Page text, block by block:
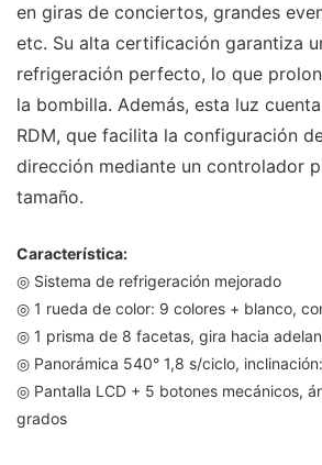
en giras de conciertos, grandes
etc. Su alta certificación garantiza
refrigeración perfecto, lo que
la bombilla. Además, esta luz
RDM, que facilita la configuración
dirección mediante un controlador
tamaño.
Característica:
◎ Sistema de refrigeración mejorado
◎ 1 rueda de color: 9 colores + blanco,
◎ 1 prisma de 8 facetas, gira hacia
◎ Panorámica 540° 1,8 s/ciclo,
◎ Pantalla LCD + 5 botones mecánicos,
grados